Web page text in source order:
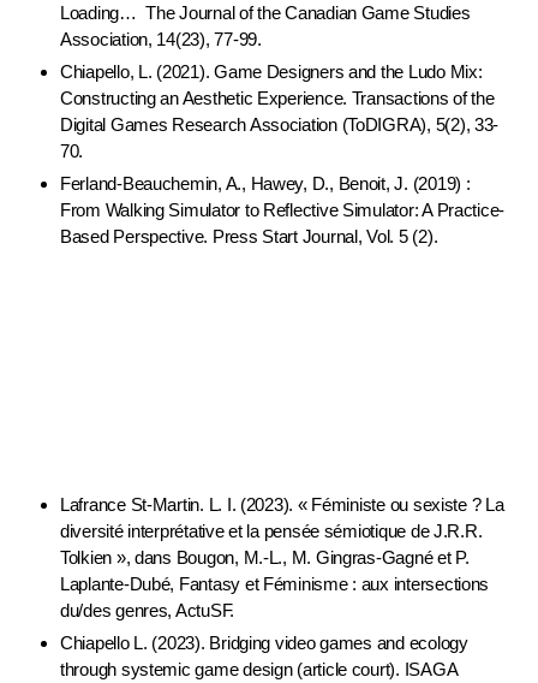
Loading… The Journal of the Canadian Game Studies
Association, 14(23), 77-99.
Chiapello, L. (2021). Game Designers and the Ludo Mix:
Constructing an Aesthetic Experience. Transactions of the
Digital Games Research Association (ToDIGRA), 5(2), 33-
70.
Ferland-Beauchemin, A., Hawey, D., Benoit, J. (2019) :
From Walking Simulator to Reflective Simulator: A Practice-
Based Perspective. Press Start Journal, Vol. 5 (2).
Lafrance St-Martin. L. I. (2023). « Féministe ou sexiste ? La
diversité interprétative et la pensée sémiotique de J.R.R.
Tolkien », dans Bougon, M.-L., M. Gingras-Gagné et P.
Laplante-Dubé, Fantasy et Féminisme : aux intersections
du/des genres, ActuSF.
Chiapello L. (2023). Bridging video games and ecology
through systemic game design (article court). ISAGA